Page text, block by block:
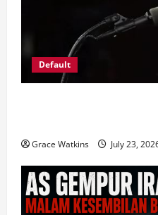
Default
Grace Watkins July 23,